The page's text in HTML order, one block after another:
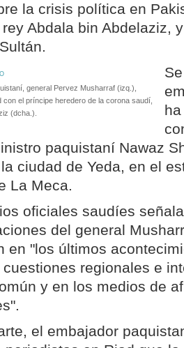
la crisis política en
Abdala bin Abdelaziz,
general Pervez Musharraf (izq.),
con el príncipe heredero de la corona saudí,
(dcha.).
paquistaní Nawaz
ciudad de Yeda, en el
La Meca.
oficiales saudíes
del general
en "los últimos
regionales e
y en los medios de
el embajador